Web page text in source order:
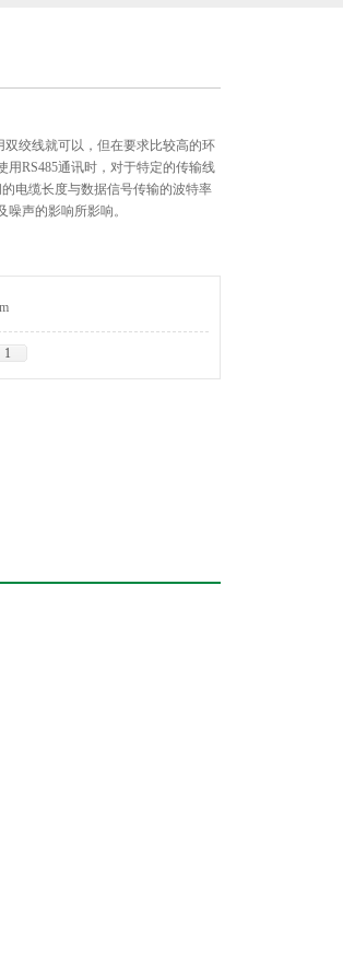
双绞线就可以，但在要求比较高的环
RS485通讯时，对于特定的传输线
电缆长度与数据信号传输的波特率
声的影响所影响。
1